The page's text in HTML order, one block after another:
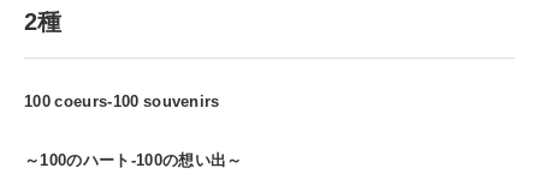
2種
100 coeurs-100 souvenirs
～100のハート-100の想い出～